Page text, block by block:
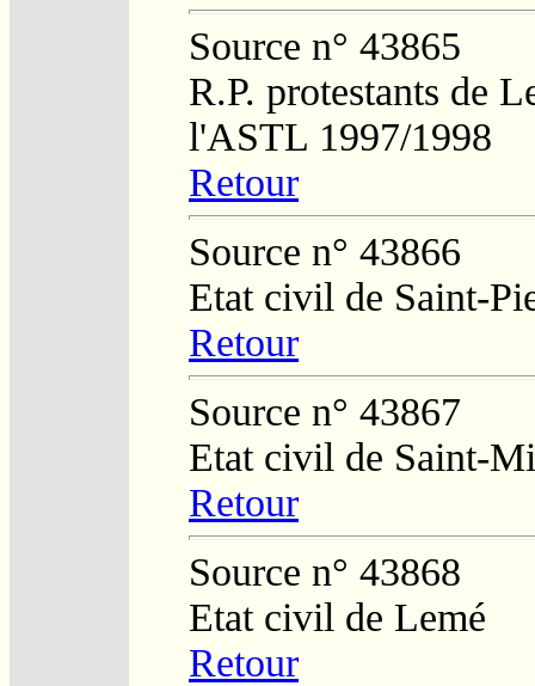
Source n° 43865
R.P. protestants de
l'ASTL 1997/1998
Retour
Source n° 43866
Etat civil de Saint-
Retour
Source n° 43867
Etat civil de Saint-
Retour
Source n° 43868
Etat civil de Lemé
Retour